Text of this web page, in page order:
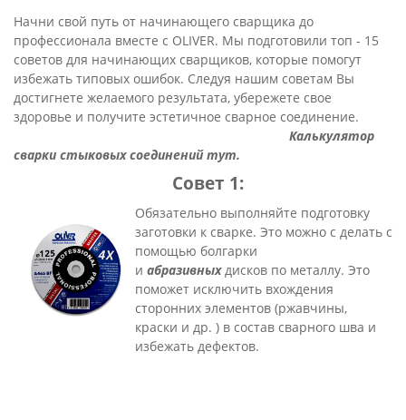
Начни свой путь от начинающего сварщика до
профессионала вместе с OLIVER. Мы подготовили топ - 15
советов для начинающих сварщиков, которые помогут
избежать типовых ошибок. Следуя нашим советам Вы
достигнете желаемого результата, убережете свое
здоровье и получите эстетичное сварное соединение.
Калькулятор
сварки стыковых соединений тут.
Совет 1:
Обязательно выполняйте подготовку
заготовки к сварке. Это можно с делать с
помощью болгарки
и абразивных дисков по металлу. Это
поможет исключить вхождения
сторонних элементов (ржавчины,
краски и др. ) в состав сварного шва и
избежать дефектов.